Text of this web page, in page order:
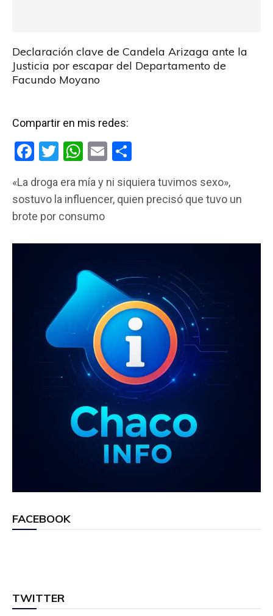
Declaración clave de Candela Arizaga ante la
Justicia por escapar del Departamento de
Facundo Moyano
Compartir en mis redes:
F
ce
b
o
o
T
tt
er
W
at
s
p
p
E
ail m
p
tir
«La droga era mía y ni siquiera tuvimos sexo»,
sostuvo la influencer, quien precisó que tuvo un
brote por consumo
FACEBOOK
TWITTER